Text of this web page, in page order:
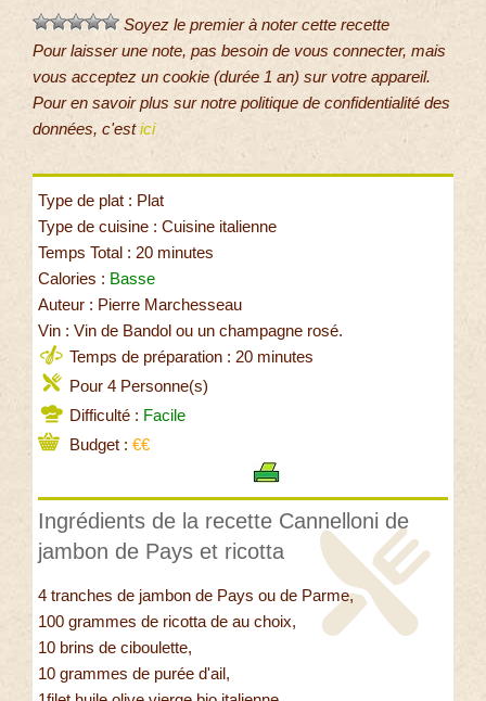
Soyez le premier à noter cette recette
Pour laisser une note, pas besoin de vous connecter, mais
vous acceptez un cookie (durée 1 an) sur votre appareil.
Pour en savoir plus sur notre politique de confidentialité des
données, c'estici
Type de plat : Plat
Type de cuisine : Cuisine italienne
Temps Total : 20 minutes
Calories : Basse
Auteur : Pierre Marchesseau
Vin : Vin de Bandol ou un champagne rosé.
Temps de préparation : 20 minutes
Pour 4 Personne(s)
Difficulté : Facile
Budget : €€
Ingrédients de la recette Cannelloni de
jambon de Pays et ricotta
4 tranches de jambon de Pays ou de Parme,
100 grammes de ricotta de au choix,
10 brins de ciboulette,
10 grammes de purée d'ail,